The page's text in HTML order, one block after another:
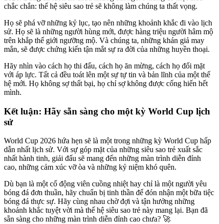
chắc chắn: thế hệ siêu sao trẻ sẽ không làm chúng ta thất vọng.
Họ sẽ phá vỡ những kỷ lục, tạo nên những khoảnh khắc đi vào lịch
sử. Họ sẽ là những người hùng mới, được hàng triệu người hâm mộ
trên khắp thế giới ngưỡng mộ. Và chúng ta, những khán giả may
mắn, sẽ được chứng kiến tận mắt sự ra đời của những huyền thoại.
Hãy nhìn vào cách họ thi đấu, cách họ ăn mừng, cách họ đối mặt
với áp lực. Tất cả đều toát lên một sự tự tin và bản lĩnh của một thế
hệ mới. Họ không sợ thất bại, họ chỉ sợ không được cống hiến hết
mình.
Kết luận: Hãy sẵn sàng cho một kỳ World Cup lịch
sử
World Cup 2026 hứa hẹn sẽ là một trong những kỳ World Cup hấp
dẫn nhất lịch sử. Với sự góp mặt của những siêu sao trẻ xuất sắc
nhất hành tinh, giải đấu sẽ mang đến những màn trình diễn đỉnh
cao, những cảm xúc vỡ òa và những kỷ niệm khó quên.
Dù bạn là một cổ động viên cuồng nhiệt hay chỉ là một người yêu
bóng đá đơn thuần, hãy chuẩn bị tinh thần để đón nhận một bữa tiệc
bóng đá thực sự. Hãy cùng nhau chờ đợi và tận hưởng những
khoảnh khắc tuyệt vời mà thế hệ siêu sao trẻ này mang lại. Bạn đã
sẵn sàng cho những màn trình diễn đỉnh cao chưa? 🚀